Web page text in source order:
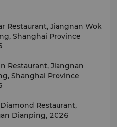
Restaurant, Jiangnan Wok
Shanghai Province
Restaurant, Jiangnan
Shanghai Province
Restaurant,
Dianping, 2026